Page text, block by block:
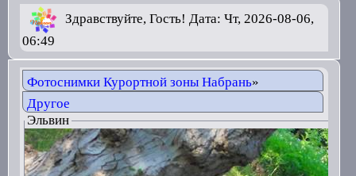
Здравствуйте, Гость! Дата: Чт, 2026-08-06,
06:49
Фотоснимки Курортной зоны Набрань»
Другое
Эльвин